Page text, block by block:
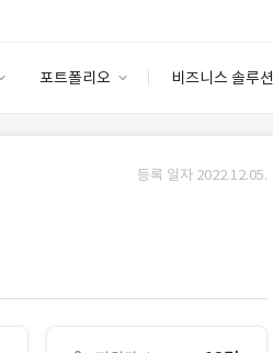
포트폴리오 비즈니스 솔루션
안심 코드 케어
등록 일자 2022.12.05.